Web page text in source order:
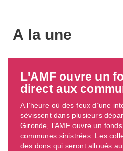
A la une
L'AMF ouvre un
direct aux
A l’heure où des feux d’une
sévissent dans plusieurs
Gironde, l’AMF ouvre un
communes sinistrées. Les
des dons qui seront alloués